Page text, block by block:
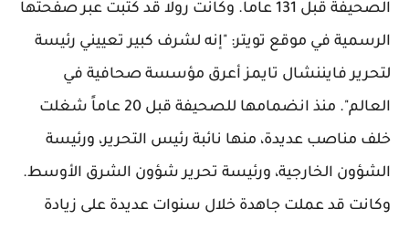
الصحيفة قبل 131 عاماً. وكانت رولا قد كتبت عبر صفحتها
الرسمية في موقع تويتر: "إنه لشرف كبير تعييني رئيسة
لتحرير فايننشال تايمز أعرق مؤسسة صحافية في
العالم". منذ انضمامها للصحيفة قبل 20 عاماً شغلت
خلف مناصب عديدة، منها نائبة رئيس التحرير، ورئيسة
الشؤون الخارجية، ورئيسة تحرير شؤون الشرق الأوسط.
وكانت قد عملت جاهدة خلال سنوات عديدة على زيادة